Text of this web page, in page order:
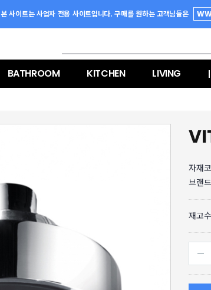
본 사이트는 사업자 전용 사이트입니다. 구매를 원하는 고객님들은
BATHROOM KITCHEN LIVING |
자재
브랜드
재고